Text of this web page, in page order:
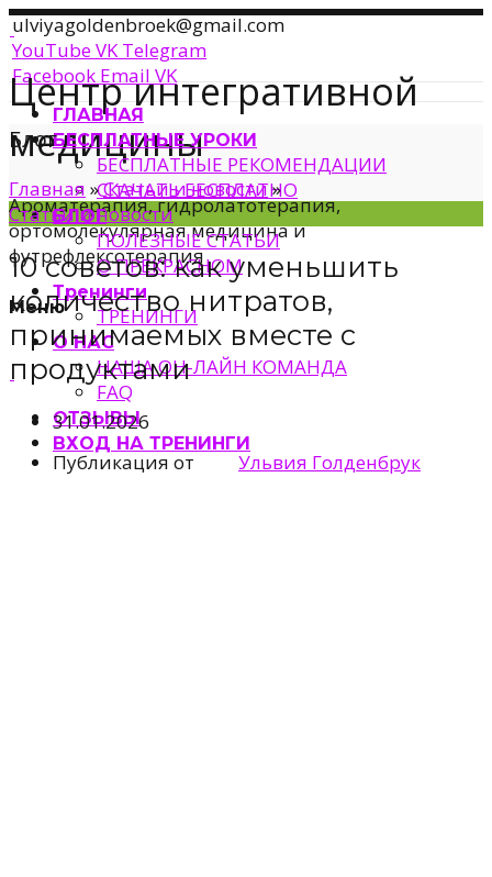
ulviyagoldenbroek@gmail.com
YouTubeVK Telegram
Facebook Email VK
Центр интегративной
медицины
Ароматерапия, гидролатотерапия,
ортомолекулярная медицина и
футрефлексотерапия
Меню
ГЛАВНАЯ
БЕСПЛАТНЫЕ УРОКИ
БЕСПЛАТНЫЕ РЕКОМЕНДАЦИИ
СКАЧАТЬ БЕСПЛАТНО
БЛОГ
ПОЛЕЗНЫЕ СТАТЬИ
О ПРЕКРАСНОМ
Тренинги
ТРЕНИНГИ
О НАС
НАША ОН-ЛАЙН КОМАНДА
FAQ
ОТЗЫВЫ
ВХОД НА ТРЕНИНГИ
Блог
Главная »Статьи и новости»
Статьи и новости
10 советов: как уменьшить
количество нитратов,
принимаемых вместе с
продуктами
31.01.2026
Публикация от
Ульвия Голденбрук